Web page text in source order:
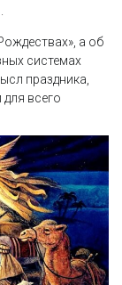
а об
системах
праздника,
всего